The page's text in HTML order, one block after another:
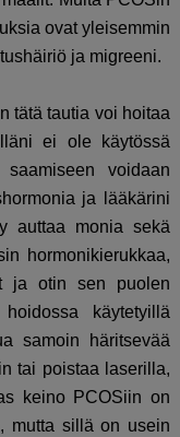
ovat yleisemmin
ja migreeni.
tätä tautia voi hoitaa
ei ole käytössä
saamiseen voidaan
ja lääkärini
auttaa monia sekä
hormonikierukkaa,
ja otin sen puolen
käytetyillä
samoin häritsevää
tai poistaa laserilla,
keino PCOSiin on
mutta sillä on usein